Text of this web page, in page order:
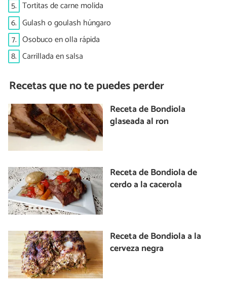
5. Tortitas de carne molida
6. Gulash o goulash húngaro
7. Osobuco en olla rápida
8. Carrillada en salsa
Recetas que no te puedes perder
Receta de Bondiola
glaseada al ron
Receta de Bondiola de
cerdo a la cacerola
Receta de Bondiola a la
cerveza negra